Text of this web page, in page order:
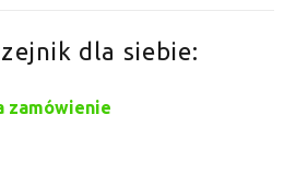
dla siebie:
zamówienie